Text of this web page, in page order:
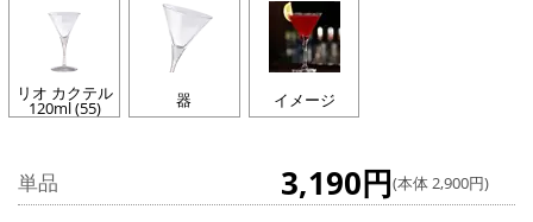
リオ カクテル
120ml (55) 器 イメージ
単品 3,190円(本体 2,900円)